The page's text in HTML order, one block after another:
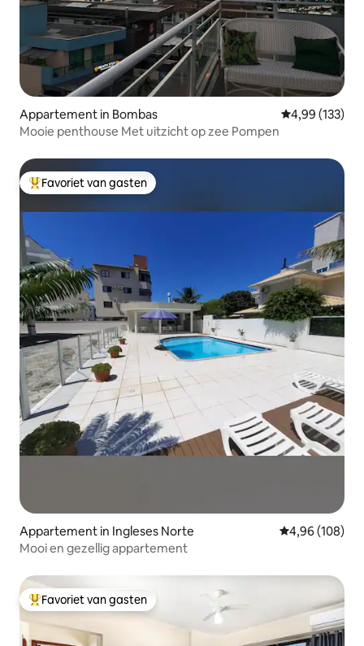
Appartement in Bombas Gemiddelde
4,99 (133)
Mooie penthouse Met uitzicht op zee Pompen
Topfavoriet van gasten
Favoriet van gasten
Appartement in Ingleses Norte Gemiddelde
4,96 (108)
Mooi en gezellig appartement
Topfavoriet van gasten
Favoriet van gasten